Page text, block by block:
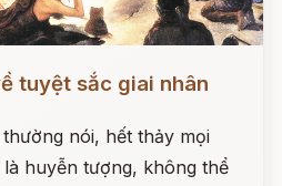
tuyệt sắc giai nhân
nói, hết thảy mọi
huyễn tượng, không thể